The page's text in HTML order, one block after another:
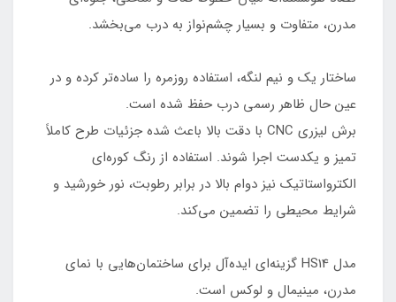
مدرن، متفاوت و بسیار چشم‌نواز به درب می‌بخشد.
ساختار یک و نیم لنگه، استفاده روزمره را ساده‌تر کرده و در
عین حال ظاهر رسمی درب حفظ شده است.
برش لیزری CNC با دقت بالا باعث شده جزئیات طرح کاملاً
تمیز و یکدست اجرا شوند. استفاده از رنگ کوره‌ای
الکترواستاتیک نیز دوام بالا در برابر رطوبت، نور خورشید و
شرایط محیطی را تضمین می‌کند.
مدل HS14 گزینه‌ای ایده‌آل برای ساختمان‌هایی با نمای
مدرن، مینیمال و لوکس است.